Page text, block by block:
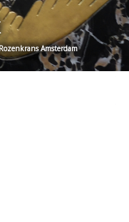
Amsterdam